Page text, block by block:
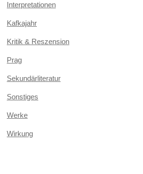
Interpretationen
Kafkajahr
Kritik & Reszension
Prag
Sekundärliteratur
Sonstiges
Werke
Wirkung